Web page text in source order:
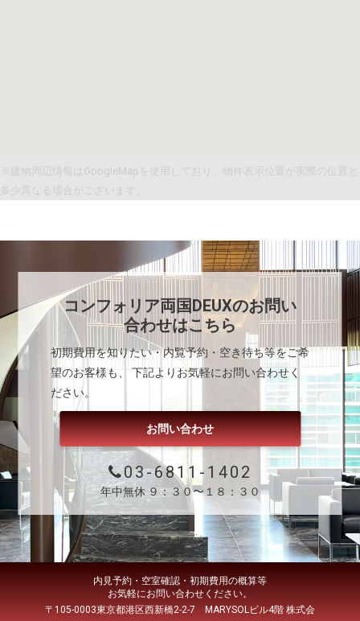
※建物周辺情報はGoogleMapを使用しており、物件表示位置が実際の位置と
多少異なる場合がございます。
コンフォリア両国DEUXのお問い
合わせはこちら
初期費用を知りたい・内覧予約・空き待ち等をご希
望のお客様も、 下記よりお気軽にお問い合わせく
ださい。
お問い合わせ
03-6811-1402
年中無休 ９：３０〜１８：３０
内見予約・空室確認・初期費用の概算等
お気軽にお問い合わせください。
〒105-0003東京都港区西新橋2-2-7 MARYSOLビル4階 株式会